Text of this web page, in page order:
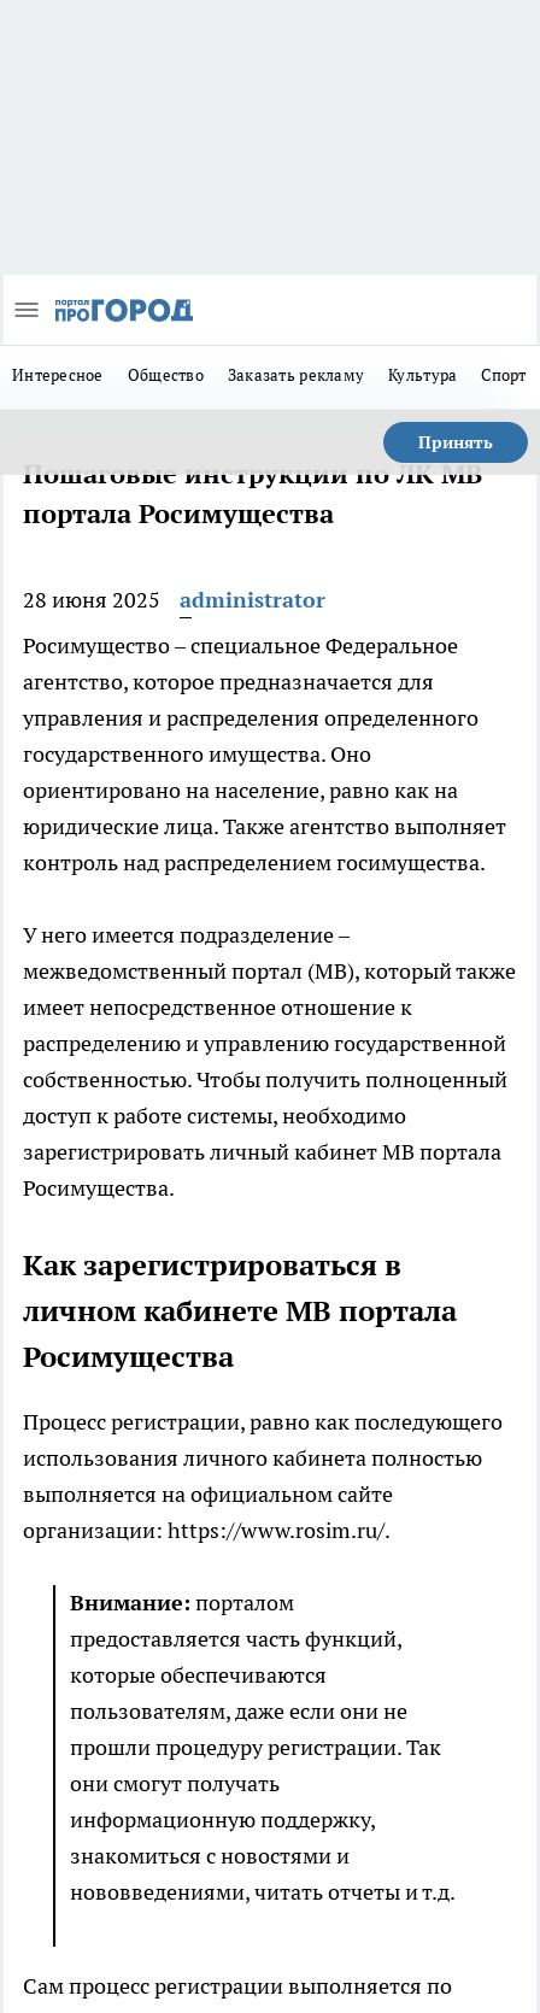
Интересное Общество Заказать рекламу Культура Спорт
Принять
Пошаговые инструкции по ЛК МВ
портала Росимущества
28 июня 2025
administrator
Росимущество – специальное Федеральное
агентство, которое предназначается для
управления и распределения определенного
государственного имущества. Оно
ориентировано на население, равно как на
юридические лица. Также агентство выполняет
контроль над распределением госимущества.
У него имеется подразделение –
межведомственный портал (МВ), который также
имеет непосредственное отношение к
распределению и управлению государственной
собственностью. Чтобы получить полноценный
доступ к работе системы, необходимо
зарегистрировать личный кабинет МВ портала
Росимущества.
Как зарегистрироваться в
личном кабинете МВ портала
Росимущества
Процесс регистрации, равно как последующего
использования личного кабинета полностью
выполняется на официальном сайте
организации: https://www.rosim.ru/.
Внимание: порталом
предоставляется часть функций,
которые обеспечиваются
пользователям, даже если они не
прошли процедуру регистрации. Так
они смогут получать
информационную поддержку,
знакомиться с новостями и
нововведениями, читать отчеты и т.д.
Сам процесс регистрации выполняется по